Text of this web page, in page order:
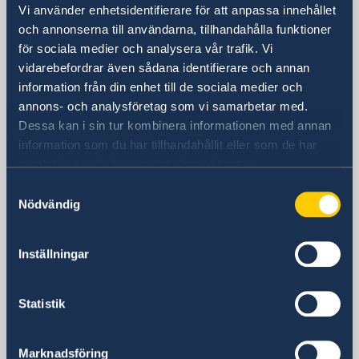
Vi använder enhetsidentifierare för att anpassa innehållet
och annonserna till användarna, tillhandahålla funktioner
för sociala medier och analysera vår trafik. Vi
vidarebefordrar även sådana identifierare och annan
information från din enhet till de sociala medier och
annons- och analysföretag som vi samarbetar med.
Dessa kan i sin tur kombinera informationen med annan
information som du har tillhandahållit eller som de har
samlat in när du har använt deras tjänster.
Nödvändig
Inställningar
Statistik
Marknadsföring
Rekvisition samordningsnummer och ansökan om
förnamn och efternamn för nyfödda barn
SOS-International, Euro-Center & Falck Global
Assistance
Studier i Polen
Svenska skolan i Warszawa
Svenskt medborgarskap
Vigsel
Vigsel i Polen
Om Polen
Sveriges politiska förbindelser med Polen
Polsk-svenska samarbetsdeklarationen
Polens regering
Kort historisk bakgrund
Arbetsfria dagar 2026
Besöksadress
Sveriges ambassad
ul. Bagatela 3
00-585 Warszawa
Polen
Postadress
Sveriges ambassad
ul. Bagatela 3
Polen
+48 22 640 89 00
E-postadress